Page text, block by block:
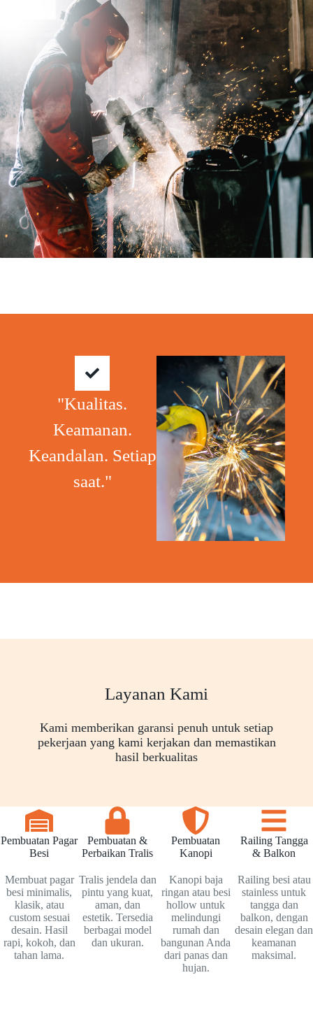
"Kualitas.
Keamanan.
Keandalan. Setiap
saat."
Layanan Kami
Kami memberikan garansi penuh untuk setiap
pekerjaan yang kami kerjakan dan memastikan
hasil berkualitas
Pembuatan Pagar
Besi
Membuat pagar
besi minimalis,
klasik, atau
custom sesuai
desain. Hasil
rapi, kokoh, dan
tahan lama.
Pembuatan &
Perbaikan Tralis
Tralis jendela dan
pintu yang kuat,
aman, dan
estetik. Tersedia
berbagai model
dan ukuran.
Pembuatan
Kanopi
Kanopi baja
ringan atau besi
hollow untuk
melindungi
rumah dan
bangunan Anda
dari panas dan
hujan.
Railing Tangga
& Balkon
Railing besi atau
stainless untuk
tangga dan
balkon, dengan
desain elegan dan
keamanan
maksimal.